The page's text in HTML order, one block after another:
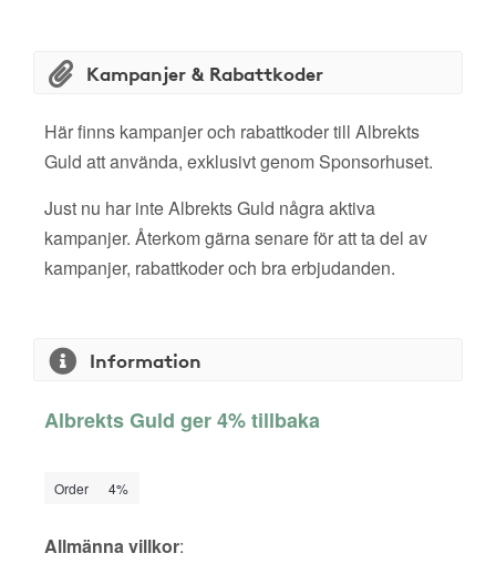
Kampanjer & Rabattkoder
Här finns kampanjer och rabattkoder till Albrekts
Guld att använda, exklusivt genom Sponsorhuset.
Just nu har inte Albrekts Guld några aktiva
kampanjer. Återkom gärna senare för att ta del av
kampanjer, rabattkoder och bra erbjudanden.
Information
Albrekts Guld ger 4% tillbaka
Order 4%
Allmänna villkor: